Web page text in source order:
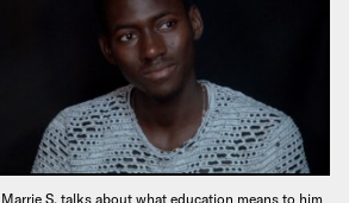
Marrie S. talks about what education means to him